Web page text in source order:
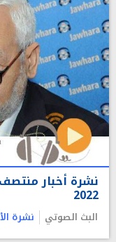
2022
البث الصوتي نشرة